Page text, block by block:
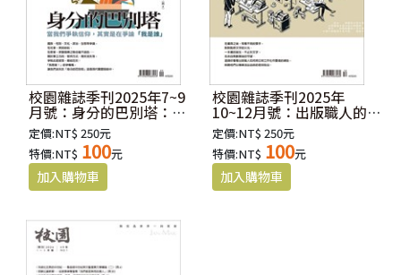
校園雜誌季刊2025年7~9
月號：身分的巴別塔：當
我們爭執信仰，其實是在
爭論「我是誰」
定價:NT$ 250元
特價:NT$ 100元
校園雜誌季刊2025年
10~12月號：出版職人的信
仰告白
定價:NT$ 250元
特價:NT$ 100元